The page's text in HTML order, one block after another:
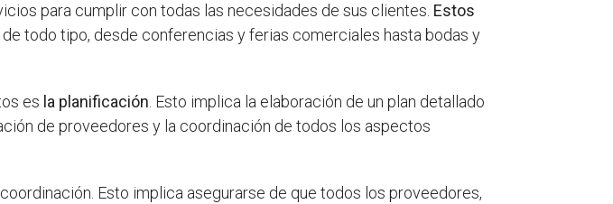
para cumplir con todas las necesidades de sus clientes. Estos
todo tipo, desde conferencias y ferias comerciales hasta bodas y
es la planificación. Esto implica la elaboración de un plan detallado
de proveedores y la coordinación de todos los aspectos
Esto implica asegurarse de que todos los proveedores,